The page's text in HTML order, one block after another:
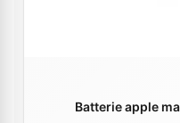
Batterie apple